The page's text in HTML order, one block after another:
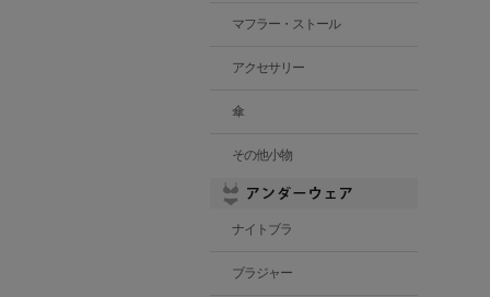
マフラー・ストール
アクセサリー
傘
その他小物
ナイトブラ
ブラジャー